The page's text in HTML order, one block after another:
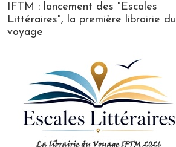
IFTM : lancement des "Escales
Littéraires", la première librairie du
voyage